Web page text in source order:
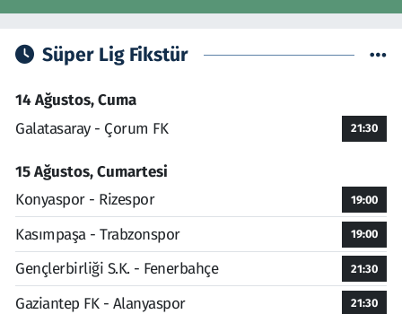
Süper Lig Fikstür
14 Ağustos, Cuma
Galatasaray - Çorum FK
21:30
15 Ağustos, Cumartesi
Konyaspor - Rizespor
19:00
Kasımpaşa - Trabzonspor 19:00
Gençlerbirliği S.K. - Fenerbahçe 21:30
Gaziantep FK - Alanyaspor 21:30